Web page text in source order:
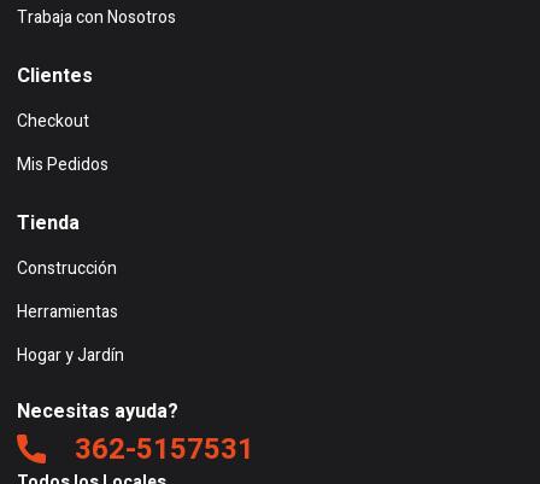
Trabaja con Nosotros
Clientes
Checkout
Mis Pedidos
Tienda
Construcción
Herramientas
Hogar y Jardín
Necesitas ayuda?
362-5157531